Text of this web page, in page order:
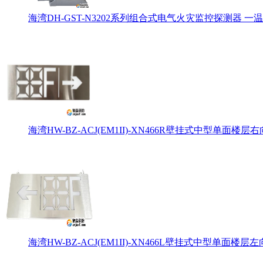
海湾DH-GST-N3202系列组合式电气火灾监控探测器 一温
海湾HW-BZ-ACJ(EM1II)-XN466R壁挂式中型单面楼层右
海湾HW-BZ-ACJ(EM1II)-XN466L壁挂式中型单面楼层左